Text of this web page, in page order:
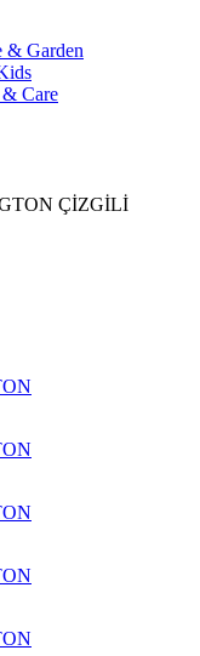
& Garden
Care
ÇİZGİLİ